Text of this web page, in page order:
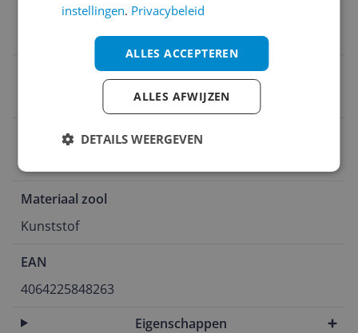
Schoen wijdte
Verpakking hoogte
Seizoensjaar
Materiaal zool
Kunststof
EAN
4064225848263
Eigenschappen
instellingen. Privacybeleid
ALLES ACCEPTEREN
ALLES AFWIJZEN
DETAILS WEERGEVEN